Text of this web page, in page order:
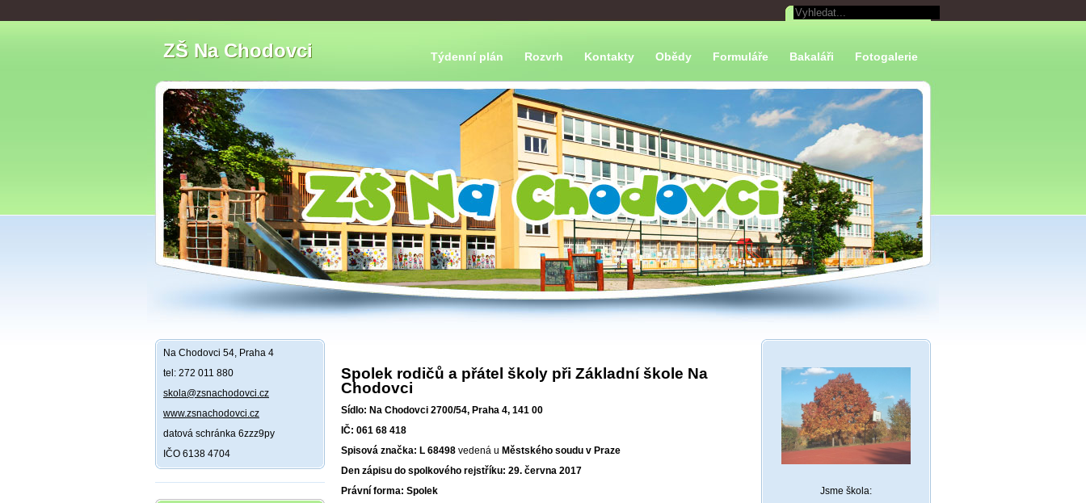
ZŠ Na Chodovci Týdenní plán Rozvrh Kontakty Obědy Formuláře Bakaláři Fotogalerie
Na Chodovci 54, Praha 4
tel: 272 011 880
skola@zsnachodovci.cz
www.zsnachodovci.cz
datová schránka 6zzz9py
IČO 6138 4704
Spolek rodičů a přátel školy při Základní škole Na
Chodovci
Sídlo: Na Chodovci 2700/54, Praha 4, 141 00
IČ: 061 68 418
Spisová značka: L 68498 vedená u Městského soudu v Praze
Den zápisu do spolkového rejstříku: 29. června 2017
Právní forma: Spolek
Jsme škola: